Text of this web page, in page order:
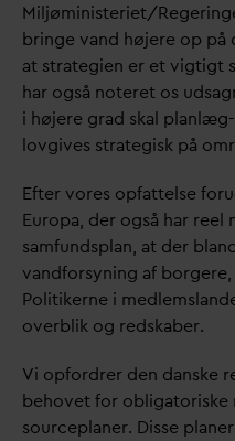
Miljøministeriet/
bringe vand højere op på
at strategien er et vigtigt
har også noteret os
i højere grad skal
lovgives strategisk på
Efter vores opfattelse
Europa, der også har reel
samfundsplan, at der
vandforsyning af
Politikerne i
overblik og redskaber.
Vi opfordrer den danske
behovet for obligatoriske
sourceplaner. Disse